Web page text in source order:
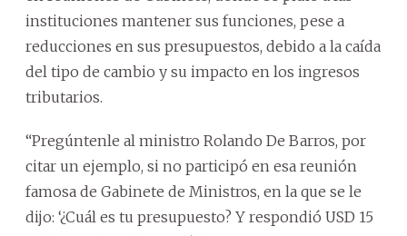
instituciones mantener sus funciones, pese a
reducciones en sus presupuestos, debido a la caída
del tipo de cambio y su impacto en los ingresos
tributarios.
“Pregúntenle al ministro Rolando De Barros, por
citar un ejemplo, si no participó en esa reunión
famosa de Gabinete de Ministros, en la que se le
dijo: ‘¿Cuál es tu presupuesto? Y respondió USD 15